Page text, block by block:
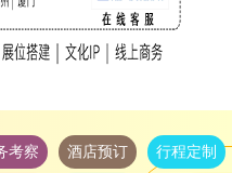
考察 酒店预订 行程定制